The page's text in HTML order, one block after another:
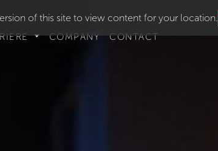
of this site to view content for your location.
COMPANY CONTACT